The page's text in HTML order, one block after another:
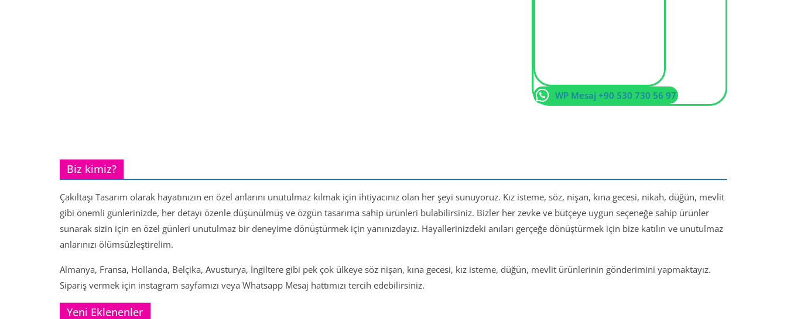
WP Mesaj +90 530 730 56 97
Biz kimiz?
Çakıltaşı Tasarım olarak hayatınızın en özel anlarını unutulmaz kılmak için ihtiyacınız olan her şeyi sunuyoruz. Kız isteme, söz, nişan, kına gecesi, nikah, düğün, mevlit
gibi önemli günlerinizde, her detayı özenle düşünülmüş ve özgün tasarıma sahip ürünleri bulabilirsiniz. Bizler her zevke ve bütçeye uygun seçeneğe sahip ürünler
sunarak sizin için en özel günleri unutulmaz bir deneyime dönüştürmek için yanınızdayız. Hayallerinizdeki anıları gerçeğe dönüştürmek için bize katılın ve unutulmaz
anlarınızı ölümsüzleştirelim.
Almanya, Fransa, Hollanda, Belçika, Avusturya, İngiltere gibi pek çok ülkeye söz nişan, kına gecesi, kız isteme, düğün, mevlit ürünlerinin gönderimini yapmaktayız.
Sipariş vermek için instagram sayfamızı veya Whatsapp Mesaj hattımızı tercih edebilirsiniz.
Yeni Eklenenler